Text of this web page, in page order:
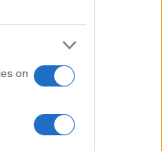
on